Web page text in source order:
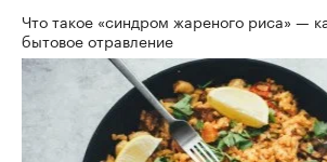
Что такое «синдром жареного риса» —
бытовое отравление